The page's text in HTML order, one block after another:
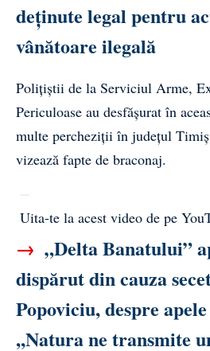
deținute legal pentru
vânătoare ilegală
Polițiștii de la Serviciul Arme,
Periculoase au desfășurat în
multe percheziții în județul
vizează fapte de braconaj.
Uita-te la acest video de pe
→ „Delta Banatului”
dispărut din cauza
Popoviciu, despre
,,Natura ne transmite